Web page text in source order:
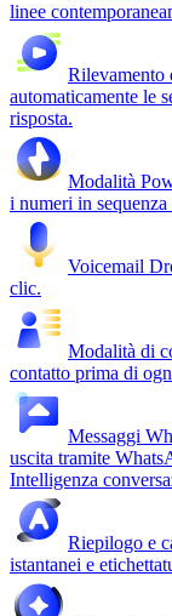
linee
Rilevamento
automaticamente le
risposta.
Modalità
i numeri in
Voicemail
clic.
Modalità di
contatto prima di
Messaggi
uscita tramite
Intelligenza
Riepilogo e
istantanei e